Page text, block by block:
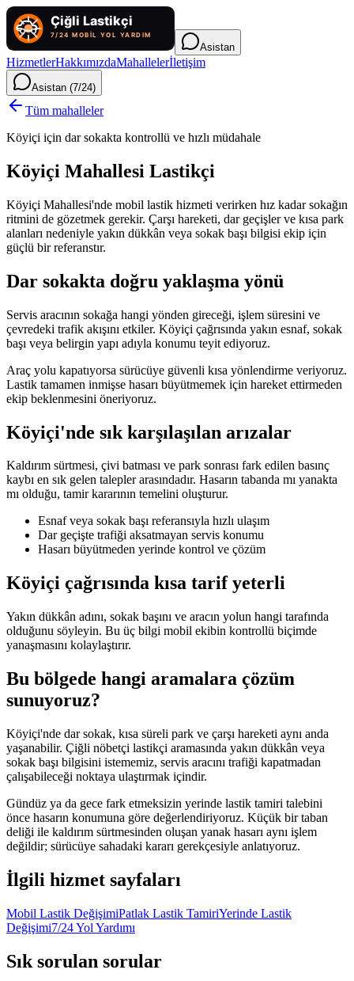
Asistan
HizmetlerHakkımızdaMahallelerİletişim
Asistan (7/24)
Tüm mahalleler
Köyiçi için dar sokakta kontrollü ve hızlı müdahale
Köyiçi Mahallesi Lastikçi
Köyiçi Mahallesi'nde mobil lastik hizmeti verirken hız kadar sokağın
ritmini de gözetmek gerekir. Çarşı hareketi, dar geçişler ve kısa park
alanları nedeniyle yakın dükkân veya sokak başı bilgisi ekip için
güçlü bir referanstır.
Dar sokakta doğru yaklaşma yönü
Servis aracının sokağa hangi yönden gireceği, işlem süresini ve
çevredeki trafik akışını etkiler. Köyiçi çağrısında yakın esnaf, sokak
başı veya belirgin yapı adıyla konumu teyit ediyoruz.
Araç yolu kapatıyorsa sürücüye güvenli kısa yönlendirme veriyoruz.
Lastik tamamen inmişse hasarı büyütmemek için hareket ettirmeden
ekip beklenmesini öneriyoruz.
Köyiçi'nde sık karşılaşılan arızalar
Kaldırım sürtmesi, çivi batması ve park sonrası fark edilen basınç
kaybı en sık gelen talepler arasındadır. Hasarın tabanda mı yanakta
mı olduğu, tamir kararının temelini oluşturur.
Esnaf veya sokak başı referansıyla hızlı ulaşım
Dar geçişte trafiği aksatmayan servis konumu
Hasarı büyütmeden yerinde kontrol ve çözüm
Köyiçi çağrısında kısa tarif yeterli
Yakın dükkân adını, sokak başını ve aracın yolun hangi tarafında
olduğunu söyleyin. Bu üç bilgi mobil ekibin kontrollü biçimde
yanaşmasını kolaylaştırır.
Bu bölgede hangi aramalara çözüm
sunuyoruz?
Köyiçi'nde dar sokak, kısa süreli park ve çarşı hareketi aynı anda
yaşanabilir. Çiğli nöbetçi lastikçi aramasında yakın dükkân veya
sokak başı bilgisini istememiz, servis aracını trafiği kapatmadan
çalışabileceği noktaya ulaştırmak içindir.
Gündüz ya da gece fark etmeksizin yerinde lastik tamiri talebini
önce hasarın konumuna göre değerlendiriyoruz. Küçük bir taban
deliği ile kaldırım sürtmesinden oluşan yanak hasarı aynı işlem
değildir; sürücüye sahadaki kararı gerekçesiyle anlatıyoruz.
İlgili hizmet sayfaları
Mobil Lastik DeğişimiPatlak Lastik TamiriYerinde Lastik
Değişimi7/24 Yol Yardımı
Sık sorulan sorular